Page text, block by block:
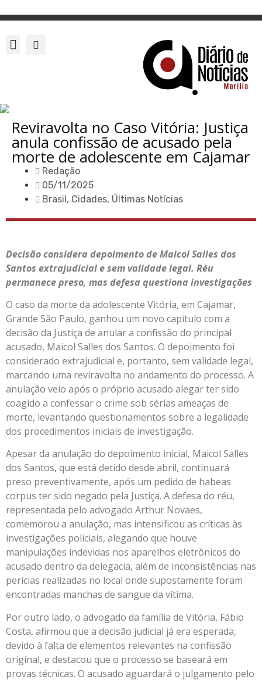
Reviravolta no Caso Vitória: Justiça
anula confissão de acusado pela
morte de adolescente em Cajamar
Redação
05/11/2025
Brasil, Cidades, Últimas Notícias
Decisão considera depoimento de Maicol Salles dos
Santos extrajudicial e sem validade legal. Réu
permanece preso, mas defesa questiona investigações
O caso da morte da adolescente Vitória, em Cajamar,
Grande São Paulo, ganhou um novo capítulo com a
decisão da Justiça de anular a confissão do principal
acusado, Maicol Salles dos Santos. O depoimento foi
considerado extrajudicial e, portanto, sem validade legal,
marcando uma reviravolta no andamento do processo. A
anulação veio após o próprio acusado alegar ter sido
coagido a confessar o crime sob sérias ameaças de
morte, levantando questionamentos sobre a legalidade
dos procedimentos iniciais de investigação.
Apesar da anulação do depoimento inicial, Maicol Salles
dos Santos, que está detido desde abril, continuará
preso preventivamente, após um pedido de habeas
corpus ter sido negado pela Justiça. A defesa do réu,
representada pelo advogado Arthur Novaes,
comemorou a anulação, mas intensificou as críticas às
investigações policiais, alegando que houve
manipulações indevidas nos aparelhos eletrônicos do
acusado dentro da delegacia, além de inconsistências nas
perícias realizadas no local onde supostamente foram
encontradas manchas de sangue da vítima.
Por outro lado, o advogado da família de Vitória, Fábio
Costa, afirmou que a decisão judicial já era esperada,
devido à falta de elementos relevantes na confissão
original, e destacou que o processo se baseará em
provas técnicas. O acusado aguardará o julgamento pelo